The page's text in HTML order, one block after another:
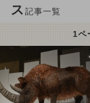
ス 記事一覧
1ペ